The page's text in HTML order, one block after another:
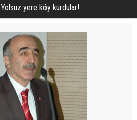
Yolsuz yere köy kurdular!